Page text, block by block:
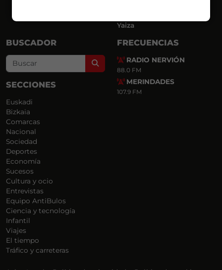
Yaiza
BUSCADOR
Search
SECCIONES
Euskadi
Bizkaia
Comarcas
Nacional
Sociedad
Deportes
Economía
Sucesos
Cultura y ocio
Entrevistas
Equipo AntiBulos
Ciencia y tecnología
Infantil
Viajes
El tiempo
Tráfico y carreteras
FRECUENCIAS
RADIO NERVIÓN
88.0 FM
MERINDADES
107.9 FM